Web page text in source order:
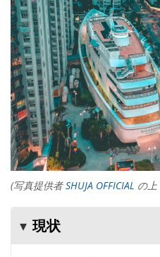
(写真提供者SHUJA OFFICIAL の上
現状